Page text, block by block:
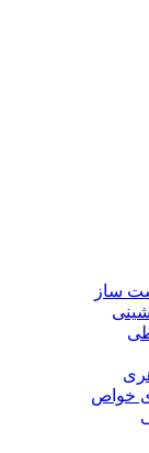
ساز
خواص